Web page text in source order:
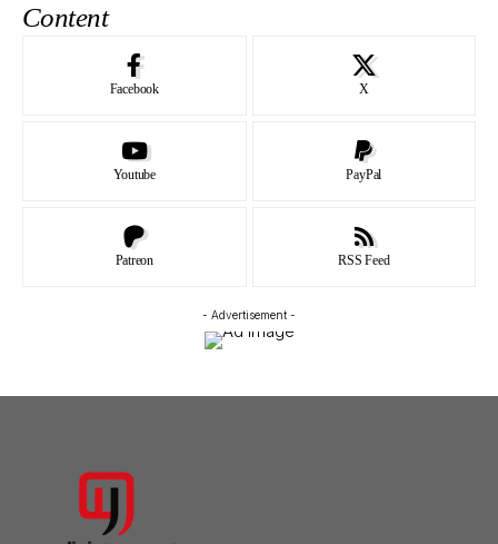
Content
Facebook X
Youtube PayPal
Patreon RSS Feed
- Advertisement -